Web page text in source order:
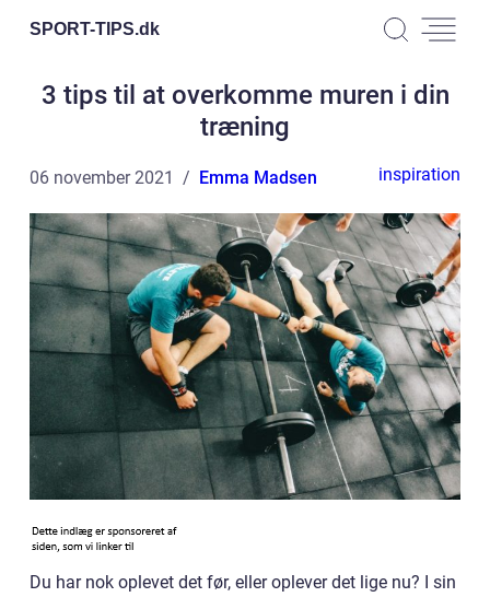
SPORT-TIPS.dk
3 tips til at overkomme muren i din
træning
06 november 2021 Emma Madsen inspiration
Du har nok oplevet det før, eller oplever det lige nu? I sin